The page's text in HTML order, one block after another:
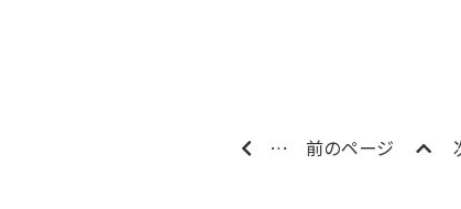
… 前のページ